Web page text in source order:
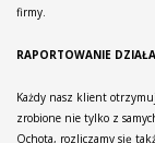
firmy.
RAPORTOWANIE
Każdy nasz klient
zrobione nie tylko z
Ochota, rozliczamy się